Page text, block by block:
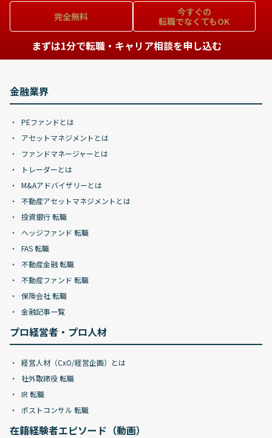
完全無料
今すぐの
転職でなくてもOK
まずは1分で転職・キャリア相談を申し込む
金融業界
PEファンドとは
アセットマネジメントとは
ファンドマネージャーとは
トレーダーとは
M&Aアドバイザリーとは
不動産アセットマネジメントとは
投資銀行 転職
ヘッジファンド 転職
FAS 転職
不動産金融 転職
不動産ファンド 転職
保険会社 転職
金融記事一覧
プロ経営者・プロ人材
経営人材（CxO/経営企画）とは
社外取締役 転職
IR 転職
ポストコンサル 転職
在籍経験者エピソード（動画）